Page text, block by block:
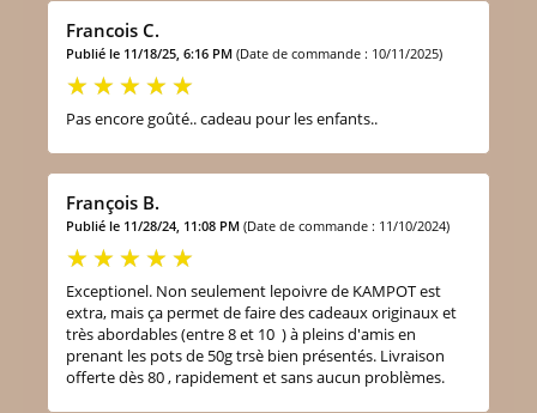
Francois C.
Publié le 11/18/25, 6:16 PM (Date de commande : 10/11/2025)
Pas encore goûté.. cadeau pour les enfants..
François B.
Publié le 11/28/24, 11:08 PM (Date de commande : 11/10/2024)
Exceptionel. Non seulement lepoivre de KAMPOT est
extra, mais ça permet de faire des cadeaux originaux et
très abordables (entre 8 et 10  ) à pleins d'amis en
prenant les pots de 50g trsè bien présentés. Livraison
offerte dès 80 , rapidement et sans aucun problèmes.